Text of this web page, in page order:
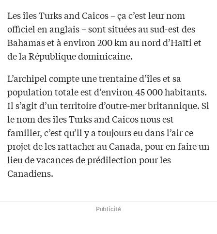
Les îles Turks and Caicos – ça c’est leur nom
officiel en anglais – sont situées au sud-est des
Bahamas et à environ 200 km au nord d’Haïti et
de la République dominicaine.
L’archipel compte une trentaine d’îles et sa
population totale est d’environ 45 000 habitants.
Il s’agit d’un territoire d’outre-mer britannique. Si
le nom des îles Turks and Caicos nous est
familier, c’est qu’il y a toujours eu dans l’air ce
projet de les rattacher au Canada, pour en faire un
lieu de vacances de prédilection pour les
Canadiens.
Publicité